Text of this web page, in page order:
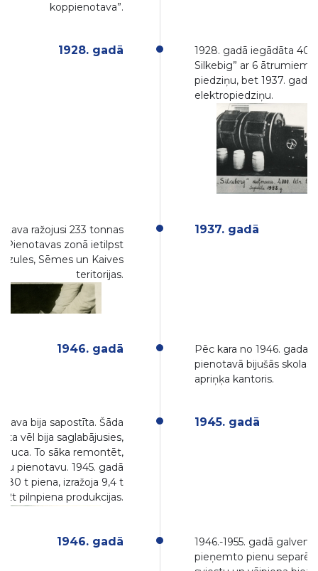
koppienotava”.
1928. gadā
1928. gadā iegādāta
Silkebig” ar 6 ātrumiem
piedziņu, bet 1937. gadā
elektropiedziņu.
1937. gadā
ražojusi 233 tonnas
Pienotavas zonā ietilpst
Sēmes un Kaives
teritorijas.
1946. gadā
Pēc kara no 1946. gada
pienotavā bijušās skolas
apriņķa kantoris.
1945. gadā
bija sapostīta. Šāda
vēl bija saglabājusies,
To sāka remontēt,
pienotavu. 1945. gadā
t piena, izražoja 9,4 t
pilnpiena produkcijas.
1946. gadā
1946.-1955. gadā
pieņemto pienu